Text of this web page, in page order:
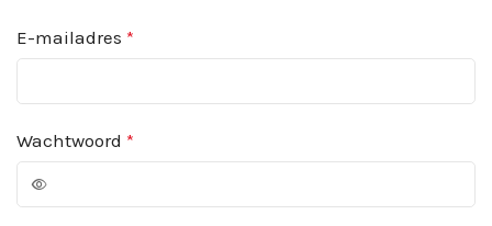
E-mailadres *
Wachtwoord *